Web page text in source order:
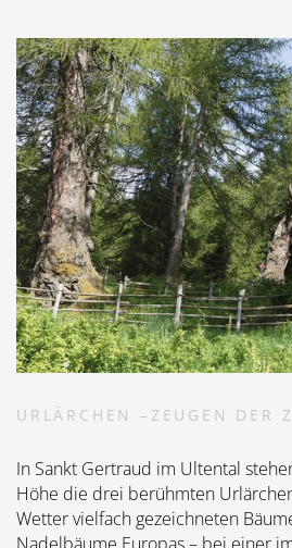
URLÄRCHEN –ZEUGEN DER
In Sankt Gertraud im Ultental
Höhe die drei berühmten
Wetter vielfach gezeichneten